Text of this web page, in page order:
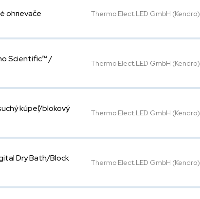
ohrievače Thermo Elect.LED GmbH (Kendro)
Scientific™ /
Thermo Elect.LED GmbH (Kendro)
kúpeľ/blokový
Thermo Elect.LED GmbH (Kendro)
Dry Bath/Block
Thermo Elect.LED GmbH (Kendro)